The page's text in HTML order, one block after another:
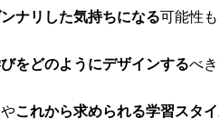
ナリした気持ちになる可能性も
をどのようにデザインするべ
これから求められる学習スタ